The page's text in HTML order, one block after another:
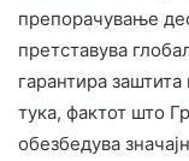
препорачување
претставува
гарантира
тука, фактот што
обезбедува